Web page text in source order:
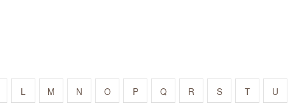
L M N O P Q R S T U